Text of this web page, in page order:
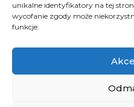
unikalne identyfikatory na tej
wycofanie zgody może
funkcje.
Klauzula informacyjna RODO
Deklaracja dostępności
© 2026 Samorząd